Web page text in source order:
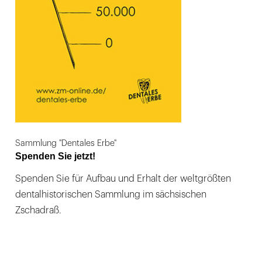
Sammlung "Dentales Erbe"
Spenden Sie jetzt!
Spenden Sie für Aufbau und Erhalt der weltgrößten
dentalhistorischen Sammlung im sächsischen
Zschadraß.